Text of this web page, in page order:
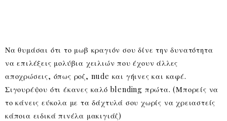
Να θυμάσαι ότι το μωβ κραγιόν σου δίνε την δυνατότητα
να επιλέξεις μολύβια χειλιών που έχουν άλλες
αποχρώσεις, όπως ροζ, nude και γήινες και καφέ.
Σιγουρέψου ότι έκανες καλό blending πρώτα. (Μπορείς να
το κάνεις εύκολα με τα δάχτυλά σου χωρίς να χρειαστείς
κάποια ειδικά πινέλα μακιγιάζ)